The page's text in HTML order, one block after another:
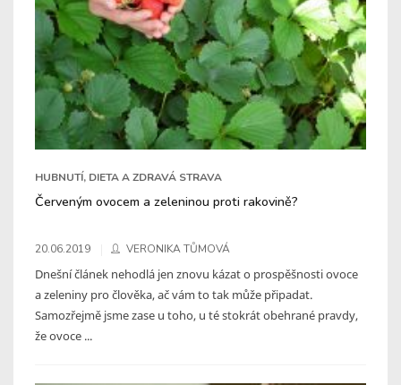
HUBNUTÍ, DIETA A ZDRAVÁ STRAVA
Červeným ovocem a zeleninou proti rakovině?
20.06.2019 VERONIKA TŮMOVÁ
Dnešní článek nehodlá jen znovu kázat o prospěšnosti ovoce
a zeleniny pro člověka, ač vám to tak může připadat.
Samozřejmě jsme zase u toho, u té stokrát obehrané pravdy,
že ovoce ...